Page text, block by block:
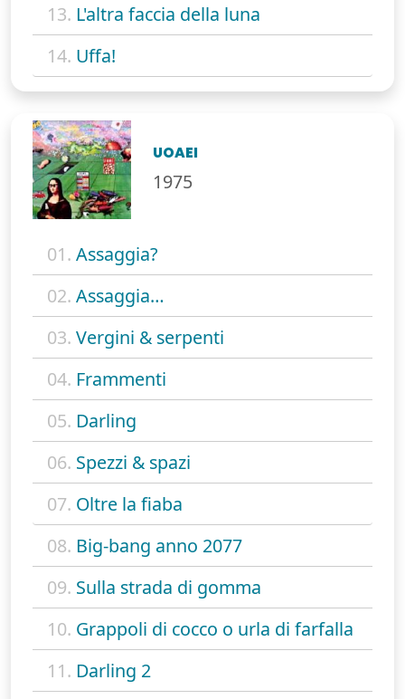
13. L'altra faccia della luna
14. Uffa!
UOAEI
1975
01. Assaggia?
02. Assaggia…
03. Vergini & serpenti
04. Frammenti
05. Darling
06. Spezzi & spazi
07. Oltre la fiaba
08. Big-bang anno 2077
09. Sulla strada di gomma
10. Grappoli di cocco o urla di farfalla
11. Darling 2